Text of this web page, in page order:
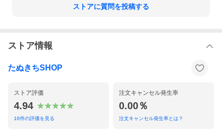
ストアに質問を投稿する
ストア情報
たぬきちSHOP
ストア評価
4.94
16件の評価を見る
注文キャンセル発生率
0.00％
注文キャンセル発生率とは？